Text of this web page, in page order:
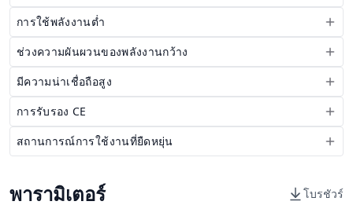
การใช้พลังงานต่ำ
ช่วงความผันผวนของพลังงานกว้าง
มีความน่าเชื่อถือสูง
การรับรอง CE
สถานการณ์การใช้งานที่ยืดหยุ่น
พารามิเตอร์ โบรชัวร์